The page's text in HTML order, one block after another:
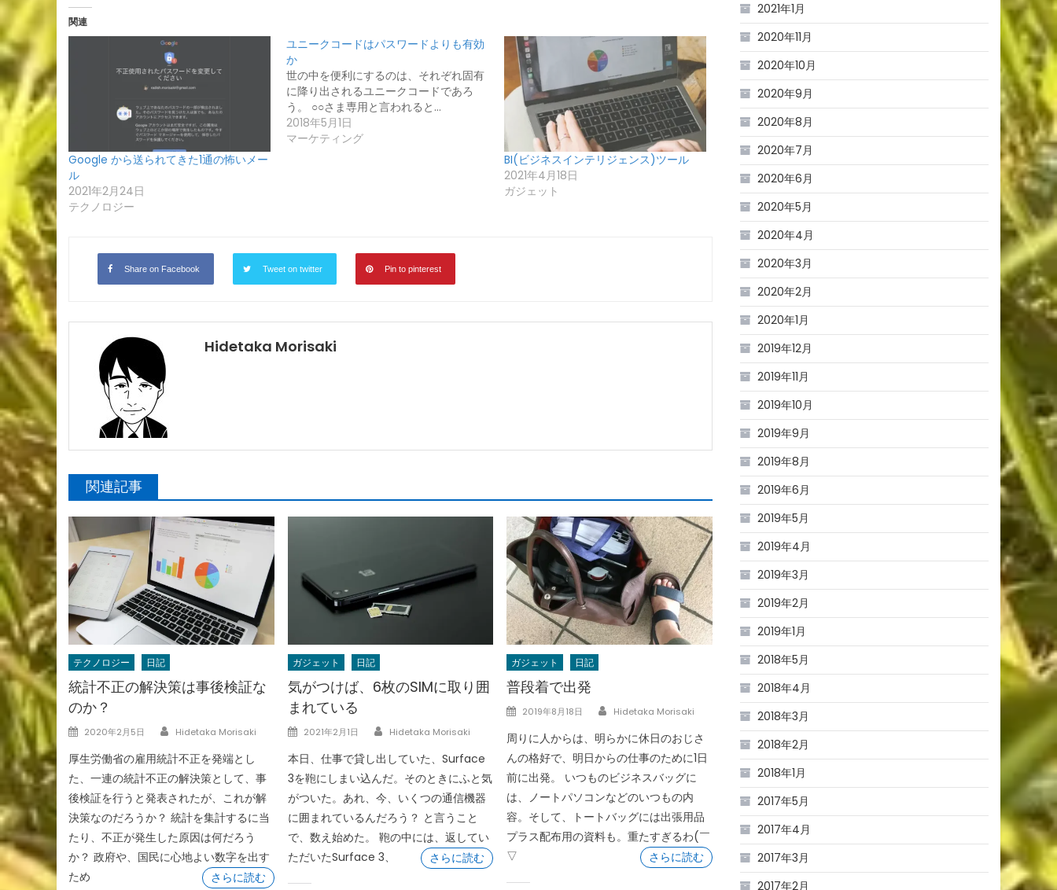
関連
Google から送られてきた1通の怖いメー
ル
2021年2月24日
テクノロジー
ユニークコードはパスワードよりも有効
か
世の中を便利にするのは、それぞれ固有
に降り出されるユニークコードであろ
う。 ○○さま専用と言われると…
2018年5月1日
マーケティング
BI(ビジネスインテリジェンス)ツール
2021年4月18日
ガジェット
Share on Facebook Tweet on twitter Pin to pinterest
Hidetaka Morisaki
関連記事
テクノロジー 日記
統計不正の解決策は事後検証な
のか？
Posted
2020年2月5日 Author
Hidetaka Morisaki
厚生労働省の雇用統計不正を発端とし
た、一連の統計不正の解決策として、事
後検証を行うと発表されたが、これが解
決策なのだろうか？ 統計を集計するに当
たり、不正が発生した原因は何だろう
か？ 政府や、国民に心地よい数字を出す
ため
さらに読む
ガジェット 日記
気がつけば、6枚のSIMに取り囲
まれている
Posted
2021年2月1日 Author
Hidetaka Morisaki
本日、仕事で貸し出していた、Surface
3を鞄にしまい込んだ。そのときにふと気
がついた。あれ、今、いくつの通信機器
に囲まれているんだろう？ と言うこと
で、数え始めた。 鞄の中には、返してい
ただいたSurface 3、
さらに読む
ガジェット 日記
普段着で出発
Posted
2019年8月18日 Author
Hidetaka Morisaki
周りに人からは、明らかに休日のおじさ
んの格好で、明日からの仕事のために1日
前に出発。 いつものビジネスバッグに
は、ノートパソコンなどのいつもの内
容。そして、トートバッグには出張用品
プラス配布用の資料も。重たすぎるわ(￣
▽
さらに読む
2021年1月
2020年11月
2020年10月
2020年9月
2020年8月
2020年7月
2020年6月
2020年5月
2020年4月
2020年3月
2020年2月
2020年1月
2019年12月
2019年11月
2019年10月
2019年9月
2019年8月
2019年6月
2019年5月
2019年4月
2019年3月
2019年2月
2019年1月
2018年5月
2018年4月
2018年3月
2018年2月
2018年1月
2017年5月
2017年4月
2017年3月
2017年2月